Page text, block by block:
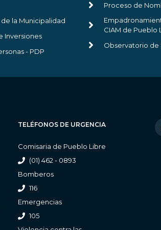
la Municipalidad
Inversiones
- PDP
Proceso de
CIAM de Pueblo
Observatorio de
TELÉFONOS DE URGENCIA
Comisaria de Pueblo Libre
(01) 462 - 0893
Bomberos
116
Emergencias
105